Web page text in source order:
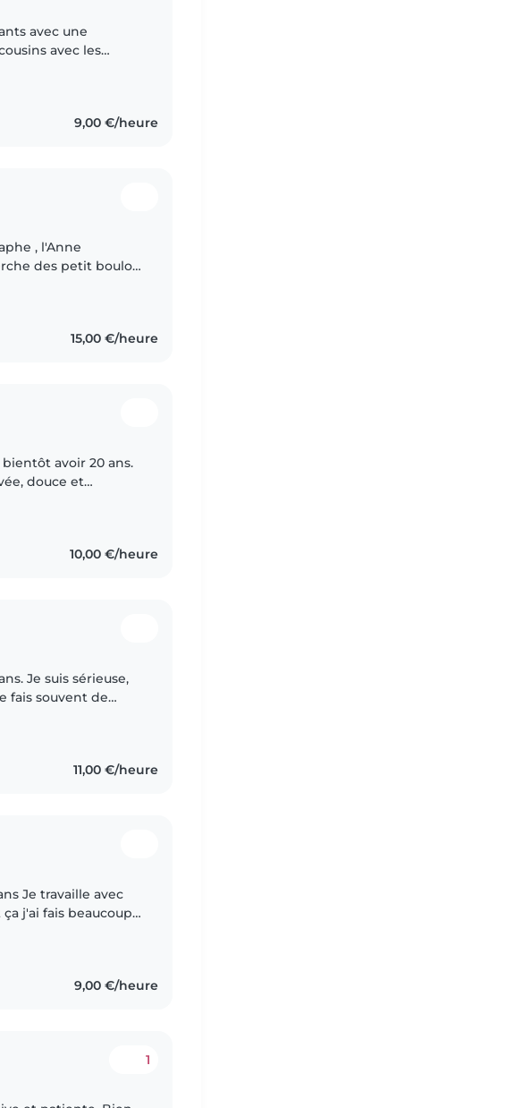
avec une
avec les
9,00 €/heure
, l'Anne
des petit boulot
15,00 €/heure
avoir 20 ans.
douce et
10,00 €/heure
Je suis sérieuse,
fais souvent de
11,00 €/heure
Je travaille avec
j'ai fais beaucoup
9,00 €/heure
1